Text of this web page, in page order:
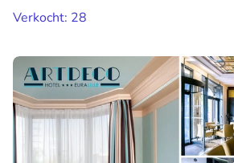
Verkocht: 28